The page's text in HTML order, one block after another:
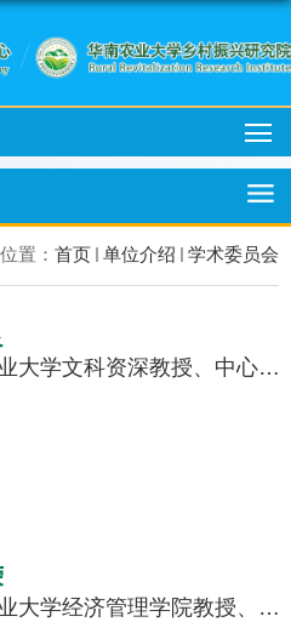
置： 首页 单位介绍 学术委员会
华南农业大学文科资深教授、中心学术委员会主任、教授、博士生导师、教育部国家级人才。
中国农业大学经济管理学院教授、博士生导师、国务院参事、中心学术委员会副主任、享受国务院特殊津贴专家。